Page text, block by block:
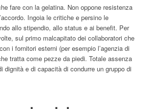
fare con la gelatina. Non oppone resistenza
Ingoia le critiche e persino le
allo stipendio, allo status e ai benefit. Per
sul primo malcapitato dei collaboratori che
i fornitori esterni (per esempio l’agenzia di
tratta come pezze da piedi. Totale assenza
dignità e di capacità di condurre un gruppo di